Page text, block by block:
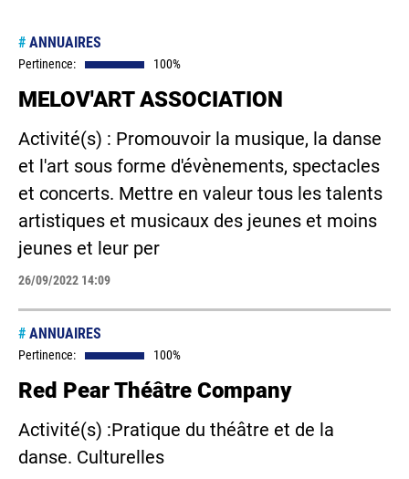
# ANNUAIRES
Pertinence: 100%
MELOV'ART ASSOCIATION
Activité(s) : Promouvoir la musique, la danse
et l'art sous forme d'évènements, spectacles
et concerts. Mettre en valeur tous les talents
artistiques et musicaux des jeunes et moins
jeunes et leur per
26/09/2022 14:09
# ANNUAIRES
Pertinence: 100%
Red Pear Théâtre Company
Activité(s) :Pratique du théâtre et de la
danse. Culturelles